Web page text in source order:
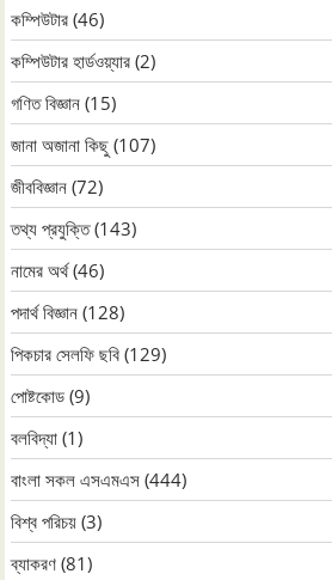
কম্পিউটার (46)
কম্পিউটার হার্ডওয়্যার (2)
গণিত বিজ্ঞান (15)
জানা অজানা কিছু (107)
জীববিজ্ঞান (72)
তথ্য প্রযুক্তি(143)
নামের অর্থ(46)
পদার্থ বিজ্ঞান (128)
পিকচার সেলফি ছবি (129)
পোষ্টকোড (9)
বলবিদ্যা (1)
বাংলা সকল এসএমএস (444)
বিশ্ব পরিচয় (3)
ব্যাকরণ (81)